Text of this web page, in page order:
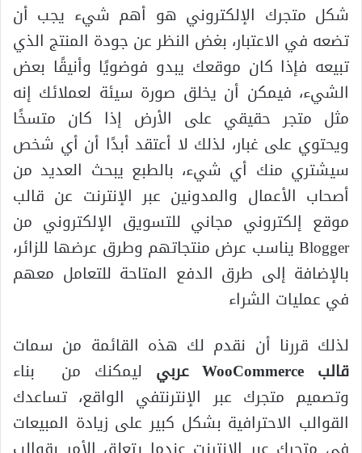
شكل متجرك الإلكتروني هو أهم شيء يجب أن
تضعه في الاعتبار، بغض النظر عن جودة المنتج الذي
تبيعه فإذا كان موقعك يبدو فوضويًا وأنيقًا بعض
الشيء، فيمكن أن يخلق صورة سيئة لعملائك إنه
مثل متجر حقيقي على الأرض إذا كان متسخًا
ويحتوي على غبار، لذلك لا أعتقد أبدًا أن أي شخص
سيشتري منك أي شيء، بالطبع يبحث العديد من
أصحاب الأعمال والمدونين عبر الإنترنت عن قالب
موقع إلكتروني مجاني للتسويق الإلكتروني من
Blogger يناسب عرض منتجاتهم وطرق عرضها للزائر،
بالإضافة إلى طرق الدفع المتاحة للتعامل معهم
في عمليات الشراء
لذلك قررنا أن نقدم لك هذه القائمة من سمات
قالب WooCommerceعربي ليمكنك من بناء
وتصميم متجرك عبر الإنترنتفي الواقع، تساعدك
القوالب الاحترافية بشكل كبير على زيادة المبيعات